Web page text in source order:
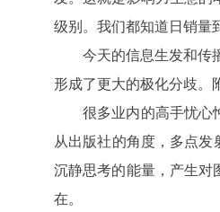
级别。我们都知道日销量
今天的信息生发和传
形成了更大的极化分歧。
很多业内的高手忧心
从出版社的角度，多点
沉静思考的能量，产生对
在。